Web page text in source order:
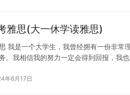
雅思(大一休学读雅思)
我是一个大学生，我曾经拥有一份非常
。我相信我的努力一定会得到回报，我
年6月17日